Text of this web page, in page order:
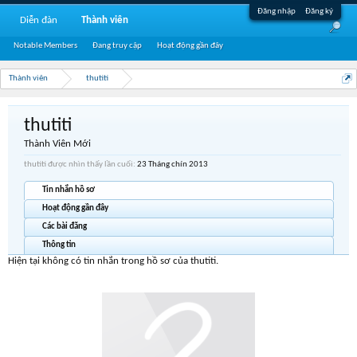
Đăng nhập Đăng ký
Thành viên thutiti
thutiti
Thành Viên Mới
thutiti được nhìn thấy lần cuối: 23 Tháng chín 2013
Tin nhắn hồ sơ
Hoạt động gần đây
Các bài đăng
Thông tin
Hiện tại không có tin nhắn trong hồ sơ của thutiti.
Diễn đàn Thành viên
Notable Members Đang truy cập Hoạt động gần đây